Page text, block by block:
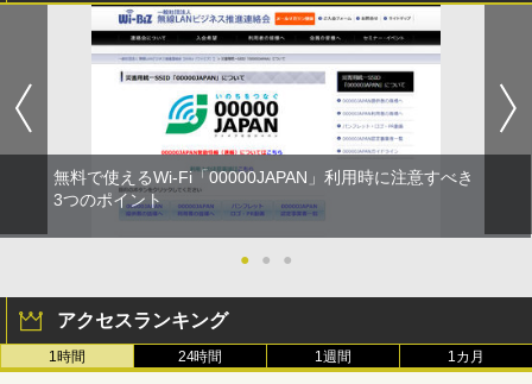
無料で使えるWi-Fi「00000JAPAN」利用時に注意すべき
3つのポイント
● ● ●
アクセスランキング
1時間 24時間 1週間 1カ月